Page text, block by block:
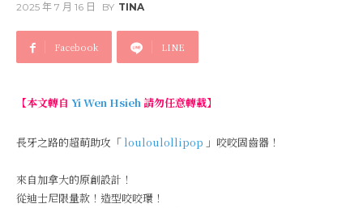
2025 年 7 月 16 日 BY TINA
Facebook LINE
【本文轉自 Yi Wen Hsieh請勿任意轉載】
長牙之路的超萌助攻「louloulollipop 」咬咬固齒器！
來自加拿大的原創設計！
從迪士尼限量款！造型咬咬環！